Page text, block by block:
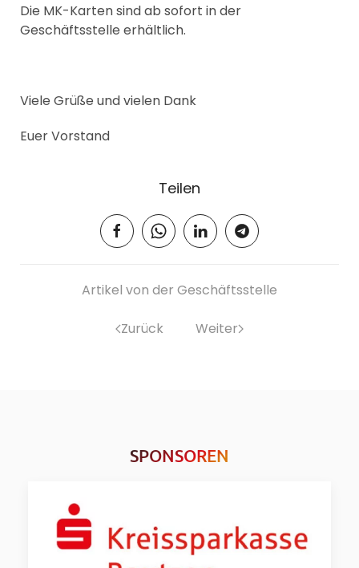
Die MK-Karten sind ab sofort in der
Geschäftsstelle erhältlich.
Viele Grüße und vielen Dank
Euer Vorstand
Teilen
Artikel von der Geschäftsstelle
Zurück Weiter
SPONSOREN